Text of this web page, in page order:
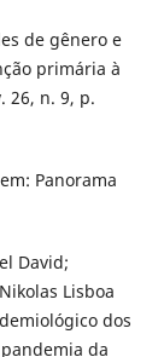
de gênero e
primária à
26, n. 9, p.
Panorama
David;
Lisboa
dos
da